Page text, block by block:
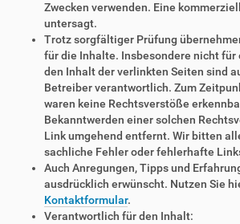
Zwecken verwenden. Eine
untersagt.
Trotz sorgfältiger Prüfung
für die Inhalte. Insbesondere nicht für
den Inhalt der verlinkten Seiten sind
Betreiber verantwortlich. Zum
waren keine Rechtsverstöße
Bekanntwerden einer solchen
Link umgehend entfernt. Wir bitten
sachliche Fehler oder fehlerhafte
Auch Anregungen, Tipps und
ausdrücklich erwünscht. Nutzen Sie
Kontaktformular.
Verantwortlich für den Inhalt: